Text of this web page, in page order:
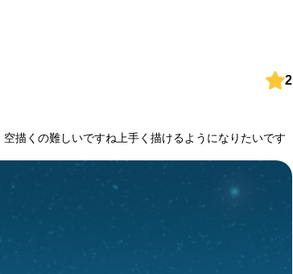
2
描くの難しいですね上手く描けるようになりたいです